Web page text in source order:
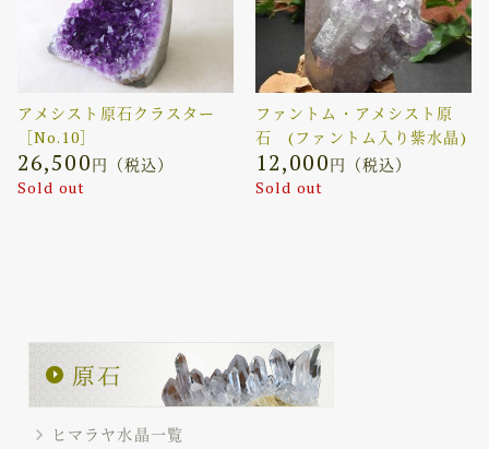
アメシスト原石クラスター
［No.10］
26,500円（税込）
Sold out
ファントム・アメシスト原
石 (ファントム入り紫水晶)
12,000円（税込）
Sold out
ヒマラヤ水晶一覧